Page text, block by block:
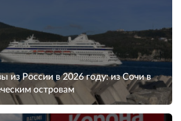
из России в 2026 году: из Сочи в
островам